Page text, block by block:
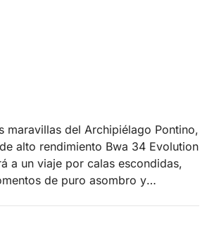
maravillas del Archipiélago Pontino,
alto rendimiento Bwa 34 Evolution
a un viaje por calas escondidas,
de puro asombro y
la oportunidad de admirar sus